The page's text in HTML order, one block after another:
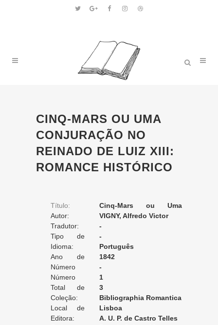
CINQ-MARS OU UMA
CONJURAÇÃO NO
REINADO DE LUIZ XIII:
ROMANCE HISTÓRICO
Título:
Cinq-Mars ou Uma
conjuração no reinado de
Luiz XIII: romance histórico
Autor:
VIGNY, Alfredo Victor
Tradutor:
-
Tipo de
Tradução:
-
Idioma:
Português
Ano de
Edição:
1842
Número
da Edição:
-
Número
do Volume:
1
Total de
Volumes:
3
Coleção:
Bibliographia Romantica
Local de
Edição:
Lisboa
Editora:
A. U. P. de Castro Telles